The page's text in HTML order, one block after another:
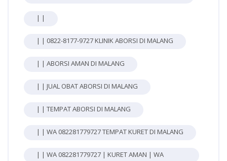
| |
| | 0822-8177-9727 KLINIK ABORSI DI MALANG
| | ABORSI AMAN DI MALANG
| | JUAL OBAT ABORSI DI MALANG
| | TEMPAT ABORSI DI MALANG
| | WA 082281779727 TEMPAT KURET DI MALANG
| | WA 082281779727 | KURET AMAN | WA